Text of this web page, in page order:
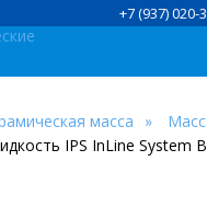
+7 (937) 020-
масса
IPS InLine System